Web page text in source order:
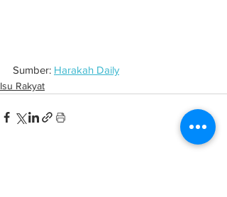
Sumber: Harakah Daily
Isu Rakyat